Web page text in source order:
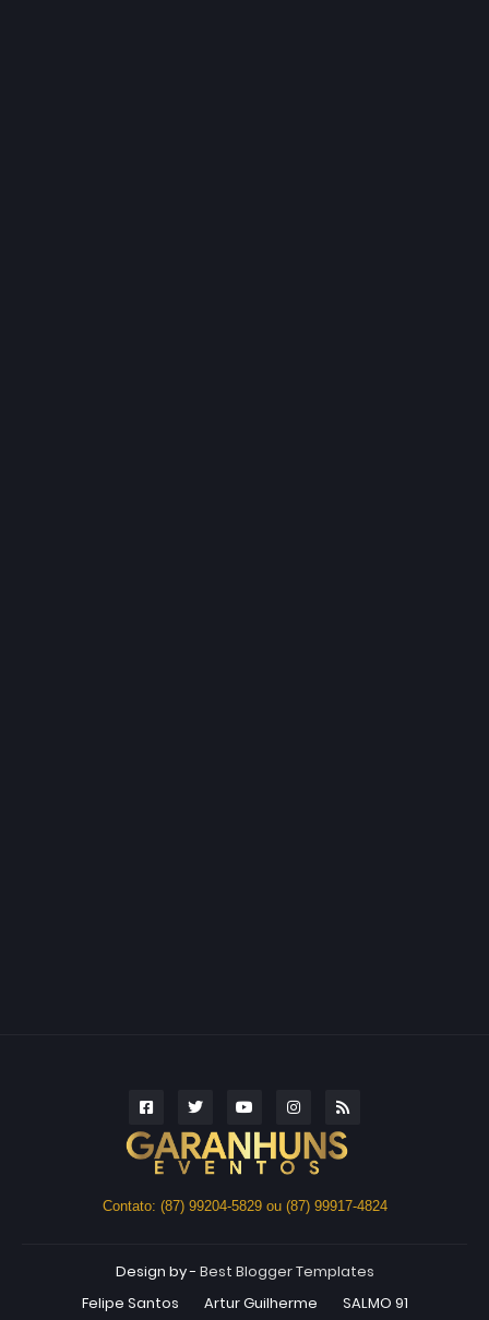
Contato: (87) 99204-5829 ou (87) 99917-4824
Design by - Best Blogger Templates
Felipe Santos
Artur Guilherme SALMO 91